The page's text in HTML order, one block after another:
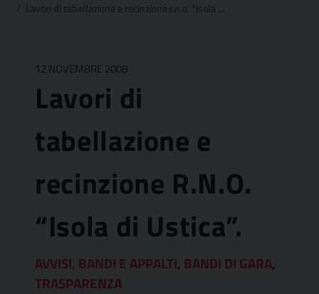
12 NOVEMBRE 2008
Lavori di
tabellazione e
recinzione R.N.O.
“Isola di Ustica”.
AVVISI, BANDI E APPALTI, BANDI DI GARA,
TRASPARENZA